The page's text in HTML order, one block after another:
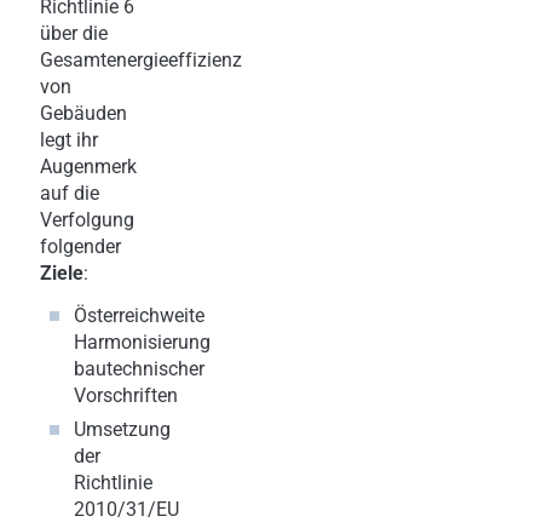
Richtlinie 6
über die
Gesamtenergieeffizienz
von
Gebäuden
legt ihr
Augenmerk
auf die
Verfolgung
folgender
Ziele:
Österreichweite
Harmonisierung
bautechnischer
Vorschriften
Umsetzung
der
Richtlinie
2010/31/EU